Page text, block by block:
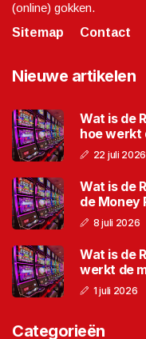
(online) gokken.
Sitemap
Contact
Nieuwe artikelen
Wat is de
hoe werkt
22 juli 2026
Wat is de
de Money
8 juli 2026
Wat is de
werkt de
1 juli 2026
Categorieën